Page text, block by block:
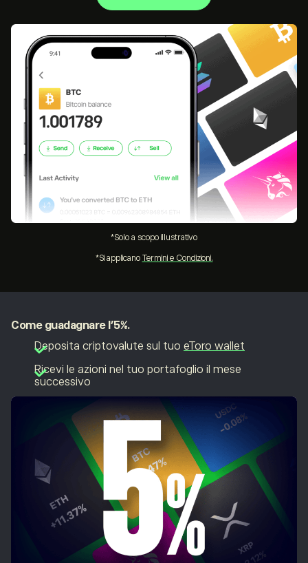
*Solo a scopo illustrativo
*Si applicano Termini e Condizioni.
Come guadagnare l’5%.
Deposita criptovalute sul tuo eToro wallet
Ricevi le azioni nel tuo portafoglio il mese
successivo